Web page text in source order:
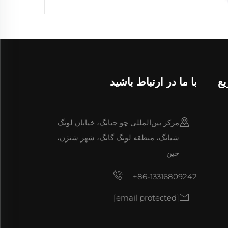
با ما در ارتباط باشید
مرکز بین‌المللی چو جیانگ، خیابان لونگ
شیانگ، منطقه لونگ گانگ، شهر شنژن،
چین
+86-13316809242
[email protected]